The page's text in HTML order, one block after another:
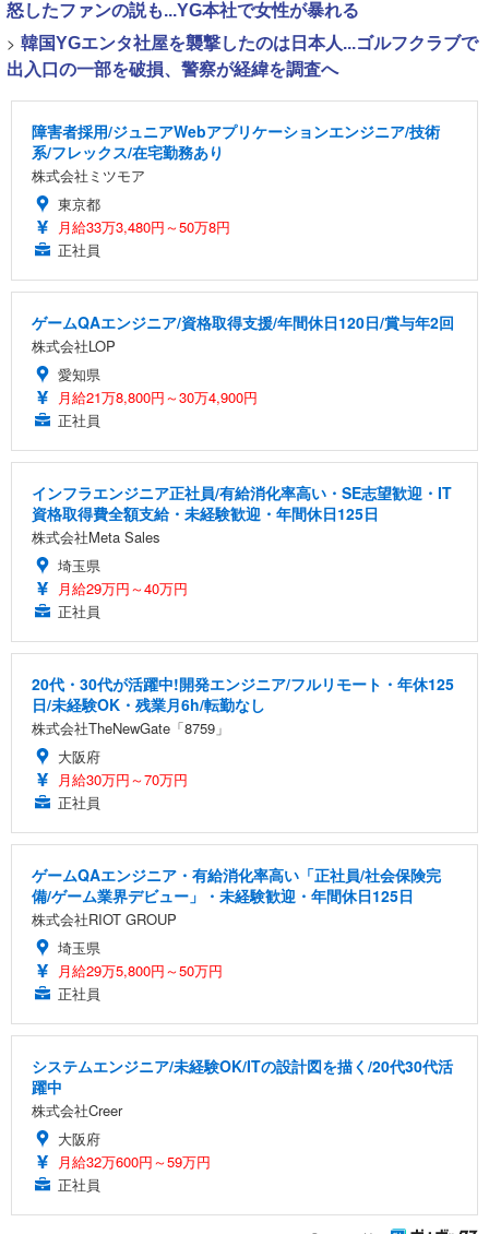
怒したファンの説も...YG本社で女性が暴れる
> 韓国YGエンタ社屋を襲撃したのは日本人...ゴルフクラブで
出入口の一部を破損、警察が経緯を調査へ
障害者採用/ジュニアWebアプリケーションエンジニア/技術
系/フレックス/在宅勤務あり
株式会社ミツモア
東京都
月給33万3,480円～50万8円
正社員
ゲームQAエンジニア/資格取得支援/年間休日120日/賞与年2回
株式会社LOP
愛知県
月給21万8,800円～30万4,900円
正社員
インフラエンジニア正社員/有給消化率高い・SE志望歓迎・IT
資格取得費全額支給・未経験歓迎・年間休日125日
株式会社Meta Sales
埼玉県
月給29万円～40万円
正社員
20代・30代が活躍中!開発エンジニア/フルリモート・年休125
日/未経験OK・残業月6h/転勤なし
株式会社TheNewGate「8759」
大阪府
月給30万円～70万円
正社員
ゲームQAエンジニア・有給消化率高い「正社員/社会保険完
備/ゲーム業界デビュー」・未経験歓迎・年間休日125日
株式会社RIOT GROUP
埼玉県
月給29万5,800円～50万円
正社員
システムエンジニア/未経験OK/ITの設計図を描く/20代30代活
躍中
株式会社Creer
大阪府
月給32万600円～59万円
正社員